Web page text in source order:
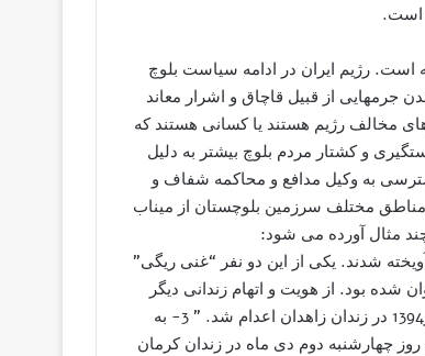
است.
است. رژیم ایران در ادامه سیاست بلوچ
جرمهایى از قبیل قاچاق و اشرار معاند
مخالف رژیم هستند یا کسانی هستند که
و کشتار مردم بلوچ بیشتر به دلیل
به وکیل مدافع و محاکمه شفاف و
مناطق مختلف سرزمین بلوچستان از میناب
مثال آورده می شود:
به دار آویخته شدند. یکی از این دو نفر “غنی ریگی”
شده بود. از هویت و اتهام زندانی دیگر
خبری منتشر نشده است” 2- ” عبدالغنی گنگوزه ای زندانی سیاسی در آذر1394 در زندان زاهدان اعدام شد. ” 3- به
روز چهارشنبه دوم دی ماه در زندان کرمان